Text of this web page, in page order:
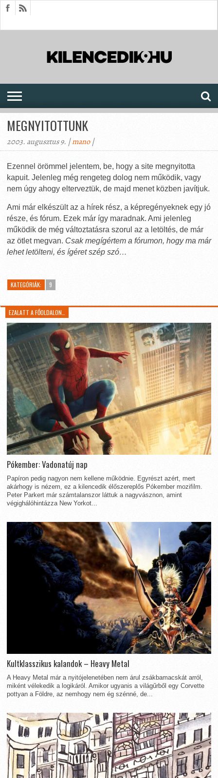
MEGNYITOTTUNK
2003. augusztus 9. |mano|
Ezennel örömmel jelentem, be, hogy a site megnyitotta
kapuit. Jelenleg még rengeteg dolog nem működik, vagy
nem úgy ahogy elterveztük, de majd menet közben javítjuk.
Ami már elkészült az a hírek rész, a képregényeknek egy jó
része, és fórum. Ezek már így maradnak. Ami jelenleg
működik de még változtatásra szorul az a letöltés, de már
az ötlet megvan. Csak megígértem a fórumon, hogy ma már
lehet letölteni, és ígéret szép szó…
KATEGÓRIÁK: 9
EZALATT A FŐOLDALON…
Pókember: Vadonatúj nap
Papíron pedig nagyon nem kellene működnie. Egyrészt azért, mert
akárhogy is nézem, ez a kilencedik élőszereplős Pókember mozifilm.
Peter Parkert már számtalanszor láttuk a nagyvásznon, amint
végighálóhintázza New Yorkot...
Kultklasszikus kalandok – Heavy Metal
A Heavy Metal már a nyitójelenetében nem árul zsákbamacskát arról,
miként vélekedik a logikáról. Amikor ugyanis a világűrből egy Corvette
pottyan a Földre, az nemhogy nem ég szénné, de...